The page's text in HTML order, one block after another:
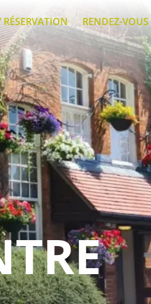
RÉSERVATION RENDEZ-VOUS